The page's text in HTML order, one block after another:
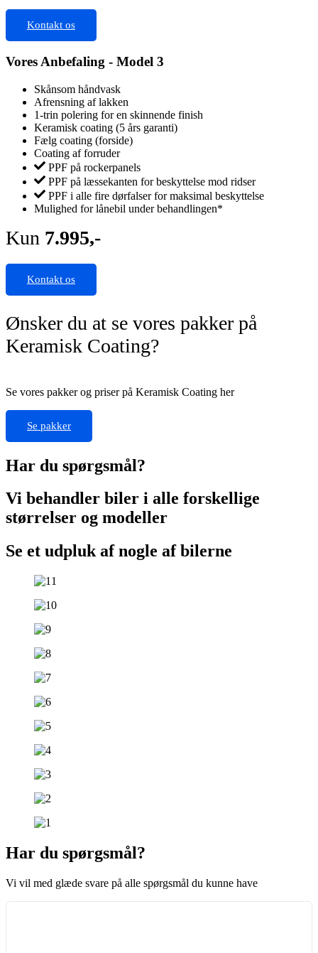
Kontakt os
Vores Anbefaling - Model 3
Skånsom håndvask
Afrensning af lakken
1-trin polering for en skinnende finish
Keramisk coating (5 års garanti)
Fælg coating (forside)
Coating af forruder
PPF på rockerpanels
PPF på læssekanten for beskyttelse mod ridser
PPF i alle fire dørfalser for maksimal beskyttelse
Mulighed for lånebil under behandlingen*
Kun 7.995,-
Kontakt os
Ønsker du at se vores pakker på
Keramisk Coating?
Se vores pakker og priser på Keramisk Coating her
Se pakker
Har du spørgsmål?
Vi behandler biler i alle forskellige
størrelser og modeller
Se et udpluk af nogle af bilerne
Har du spørgsmål?
Vi vil med glæde svare på alle spørgsmål du kunne have